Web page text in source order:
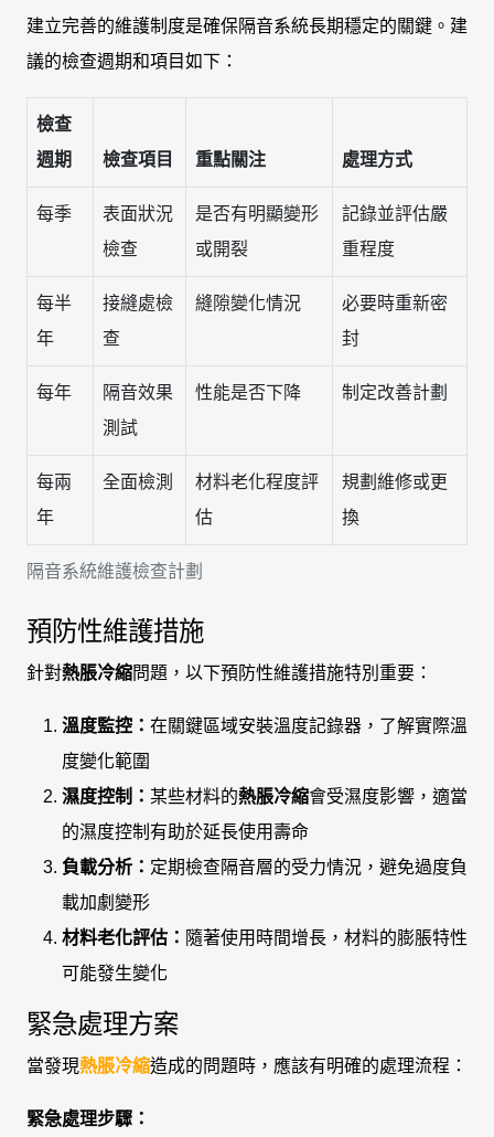
建立完善的維護制度是確保隔音系統長期穩定的關鍵。建
議的檢查週期和項目如下：
隔音系統維護檢查計劃
檢查
週期
檢查項目 重點關注 處理方式
每季
表面狀況
檢查
是否有明顯變形
或開裂
記錄並評估嚴
重程度
每半
年
接縫處檢
查
縫隙變化情況
必要時重新密
封
每年
隔音效果
測試
性能是否下降 制定改善計劃
每兩
年
全面檢測
材料老化程度評
估
規劃維修或更
換
預防性維護措施
針對熱脹冷縮問題，以下預防性維護措施特別重要：
溫度監控： 在關鍵區域安裝溫度記錄器，了解實際溫
度變化範圍
濕度控制： 某些材料的熱脹冷縮會受濕度影響，適當
的濕度控制有助於延長使用壽命
負載分析： 定期檢查隔音層的受力情況，避免過度負
載加劇變形
材料老化評估： 隨著使用時間增長，材料的膨脹特性
可能發生變化
緊急處理方案
當發現熱脹冷縮造成的問題時，應該有明確的處理流程：
緊急處理步驟：